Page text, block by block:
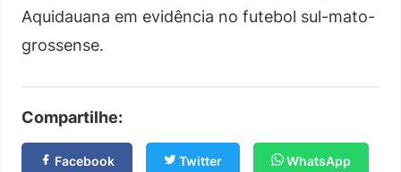
Aquidauana em evidência no futebol sul-mato-
grossense.
Compartilhe:
Facebook Twitter WhatsApp